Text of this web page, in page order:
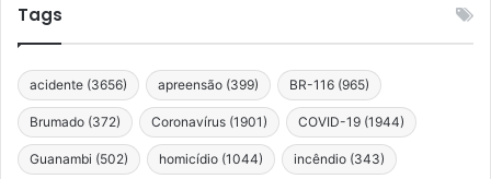
Tags
acidente (3656) apreensão (399) BR-116 (965)
Brumado (372) Coronavírus (1901) COVID-19 (1944)
Guanambi (502) homicídio (1044) incêndio (343)